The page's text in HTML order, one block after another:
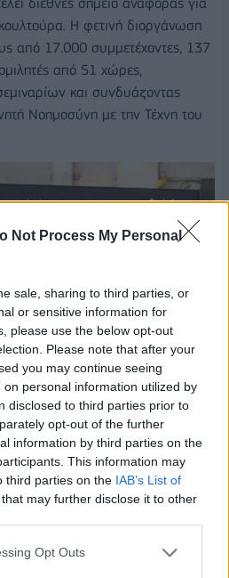
Not Process My Personal
sale, sharing to third parties, or
or sensitive information for
please use the below opt-out
Please note that after your
you may continue seeing
personal information utilized by
disclosed to third parties prior to
opt-out of the further
information by third parties on the
This information may
third parties on the IAB’s List of
that may further disclose it to other
Opt Outs
Η φετινή διοργάνωση
από 17.000 συμμετέχοντες, 137
από 51 χώρες,
και συνδυάζοντας
Νοημοσύνη με την Τέχνη του
Διευθυντής τηςBar Academy
που περιλάμβανε πάνω από
της εβδομάδας με σχεδόν 100